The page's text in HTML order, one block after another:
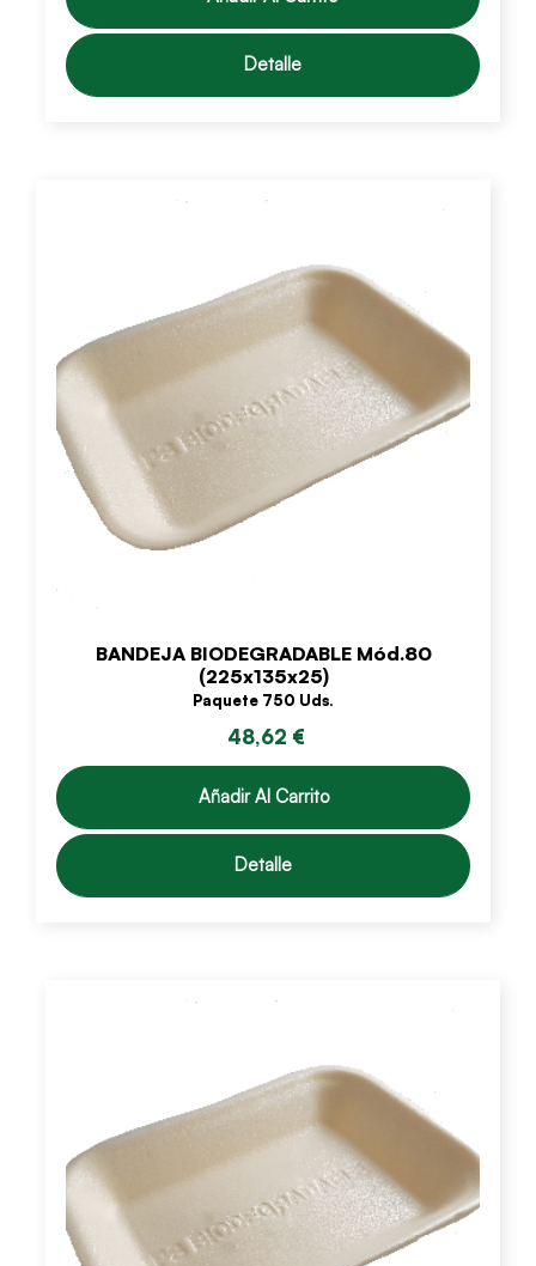
Detalle
BANDEJA BIODEGRADABLE Mód.80
(225x135x25)
Paquete 750 Uds.
48,62 €
Añadir Al Carrito
Detalle